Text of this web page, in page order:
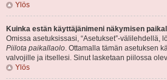
Ylös
Kuinka estän käyttäjänimeni näkymisen
Omissa asetuksissasi, “Asetukset”-välilehdellä,
Piilota paikallaolo. Ottamalla tämän asetuksen
valvojille ja itsellesi. Sinut lasketaan piilossa
Ylös